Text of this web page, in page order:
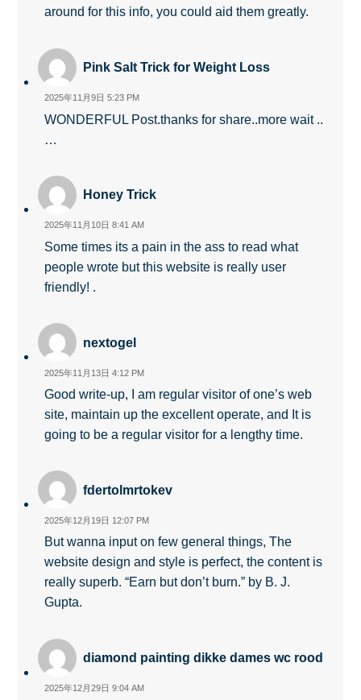
around for this info, you could aid them greatly.
Pink Salt Trick for Weight Loss
2025年11月9日 5:23 PM
WONDERFUL Post.thanks for share..more wait ..
…
Honey Trick
2025年11月10日 8:41 AM
Some times its a pain in the ass to read what
people wrote but this website is really user
friendly! .
nextogel
2025年11月13日 4:12 PM
Good write-up, I am regular visitor of one’s web
site, maintain up the excellent operate, and It is
going to be a regular visitor for a lengthy time.
fdertolmrtokev
2025年12月19日 12:07 PM
But wanna input on few general things, The
website design and style is perfect, the content is
really superb. “Earn but don’t burn.” by B. J.
Gupta.
diamond painting dikke dames wc rood
2025年12月29日 9:04 AM